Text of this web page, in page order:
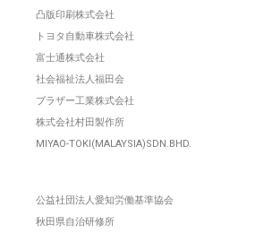
凸版印刷株式会社
トヨタ自動車株式会社
富士通株式会社
社会福祉法人福田会
ブラザー工業株式会社
株式会社村田製作所
MIYAO-TOKI(MALAYSIA)SDN.BHD.
公益社団法人愛知労働基準協会
秋田県自治研修所